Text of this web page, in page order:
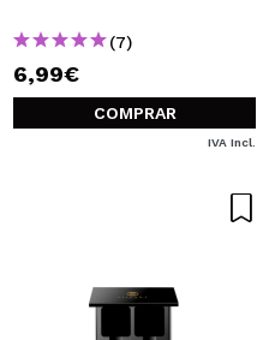
(7)
6,99€
COMPRAR
IVA Incl.